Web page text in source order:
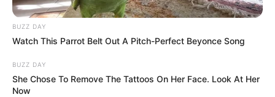
BUZZ DAY
Watch This Parrot Belt Out A Pitch-Perfect Beyonce Song
BUZZ DAY
She Chose To Remove The Tattoos On Her Face. Look At Her
Now